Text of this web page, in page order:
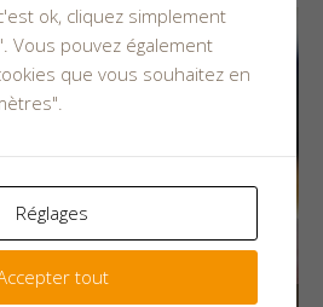
ok, cliquez simplement
Vous pouvez également
que vous souhaitez en
Réglages
tout